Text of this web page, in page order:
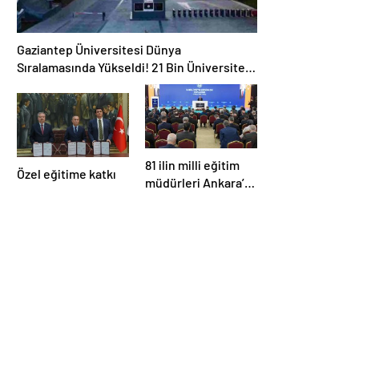
Gaziantep Üniversitesi Dünya
Sıralamasında Yükseldi! 21 Bin Üniversite
Özel eğitime katkı
81 ilin milli eğitim
müdürleri Ankara’da